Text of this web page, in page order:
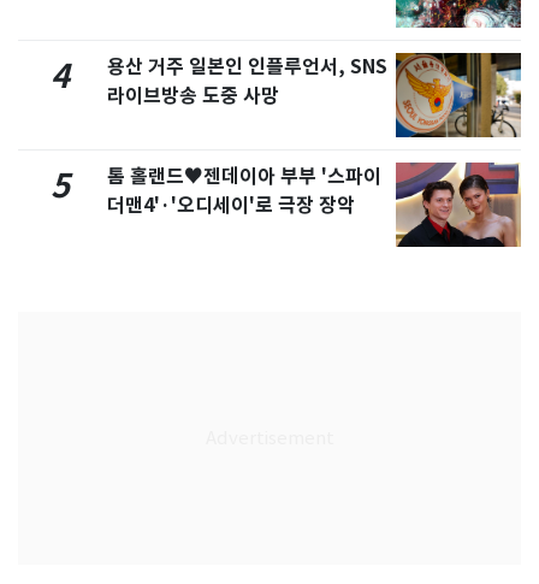
4
용산 거주 일본인 인플루언서, SNS
라이브방송 도중 사망
5
톰 홀랜드♥젠데이아 부부 '스파이
더맨4'·'오디세이'로 극장 장악